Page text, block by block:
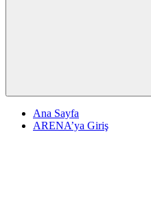
Ana Sayfa
ARENA’ya Giriş